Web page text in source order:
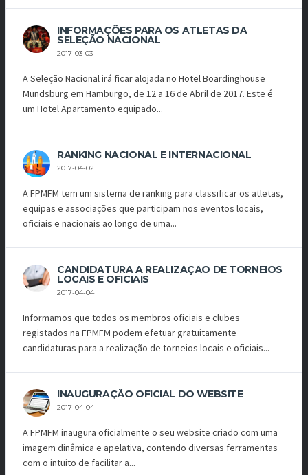
INFORMAÇÕES PARA OS ATLETAS DA
SELEÇÃO NACIONAL
2017-03-03
A Seleção Nacional irá ficar alojada no Hotel Boardinghouse
Mundsburg em Hamburgo, de 12 a 16 de Abril de 2017. Este é
um Hotel Apartamento equipado...
RANKING NACIONAL E INTERNACIONAL
2017-04-02
A FPMFM tem um sistema de ranking para classificar os atletas,
equipas e associações que participam nos eventos locais,
oficiais e nacionais ao longo de uma...
CANDIDATURA À REALIZAÇÃO DE TORNEIOS
LOCAIS E OFICIAIS
2017-04-04
Informamos que todos os membros oficiais e clubes
registados na FPMFM podem efetuar gratuitamente
candidaturas para a realização de torneios locais e oficiais...
INAUGURAÇÃO OFICIAL DO WEBSITE
2017-04-04
A FPMFM inaugura oficialmente o seu website criado com uma
imagem dinâmica e apelativa, contendo diversas ferramentas
com o intuito de facilitar a...